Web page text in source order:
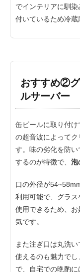
でインテリアに馴
付いているため冷蔵
おすすめ②
ルサーバー
缶ビールに取り付
の超音波によって
す。味の劣化を防
するのが特徴で、 泡
口の外径が
利用可能で、グラ
使用できるため、
気です。
また注ぎ口は丸洗
使えるのも魅力で
で、自宅での晩酌